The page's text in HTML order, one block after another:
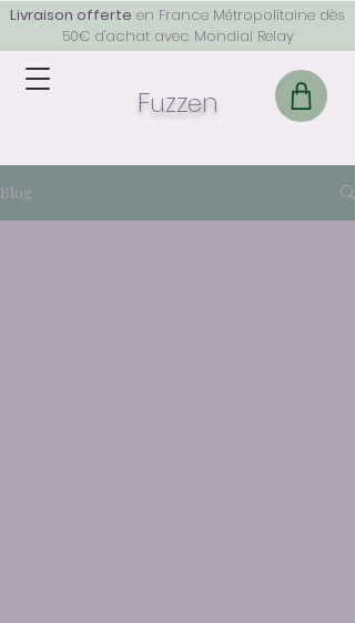
Livraison offerte en France Métropolitaine dès
50€ d'achat avec Mondial Relay
Fuzzen
Blog